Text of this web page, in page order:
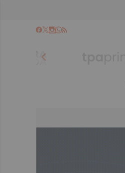
chevron_left